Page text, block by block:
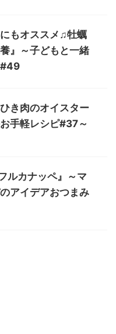
にもオススメ♫牡蠣
』～子どもと一緒
き肉のオイスター
手軽レシピ#37～
ルカナッペ』～マ
アイデアおつまみ